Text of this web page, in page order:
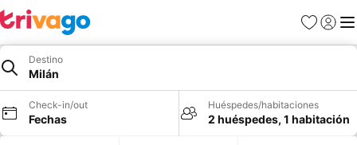
Favoritos
Iniciar
Destino
Milán
Check-in/out
Fechas
Huéspedes/habitaciones
2 huéspedes, 1 habitación